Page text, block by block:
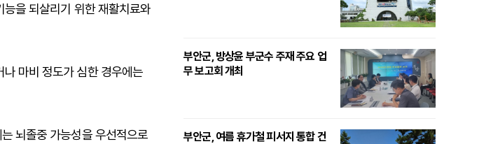
을 되살리기 위한 재활치료와
마비 정도가 심한 경우에는
뇌졸중 가능성을 우선적으로
부안군, 방상윤 부군수 주재 주요 업
무 보고회 개최
부안군, 여름 휴가철 피서지 통합 건